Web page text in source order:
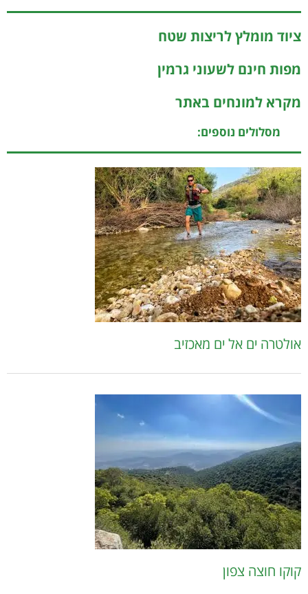
ציוד מומלץ לריצות שטח
מפות חינם לשעוני גרמין
מקרא למונחים באתר
מסלולים נוספים:
אולטרה ים אל ים מאכזיב
קוקו חוצה צפון